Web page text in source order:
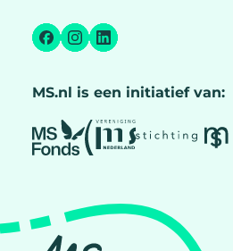
Facebook
Instagram
LinkedIn
MS.nl is een initiatief van: